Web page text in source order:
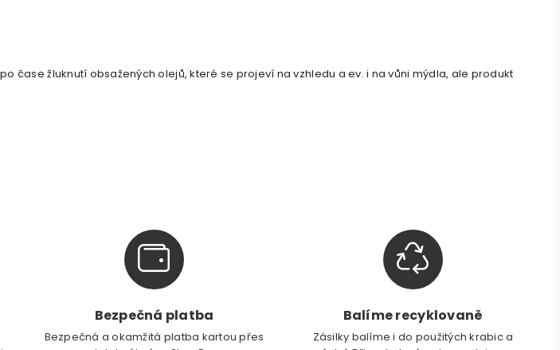
čase žluknutí obsažených olejů, které se projeví na vzhledu a ev. i na vůni mýdla, ale produkt
Bezpečná platba
Bezpečná a okamžitá platba kartou přes
Balíme recyklovaně
Zásilky balíme i do použitých krabic a